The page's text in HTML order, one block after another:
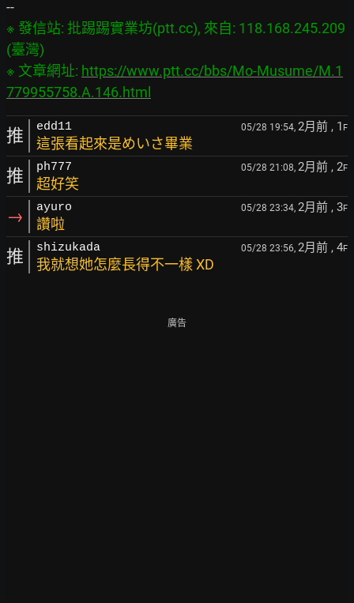
※ 發信站: 批踢踢實業坊(ptt.cc), 來自: 118.168.245.209
(臺灣)
※ 文章網址: https://www.ptt.cc/bbs/Mo-Musume/M.1
779955758.A.146.html
推 edd11 05/28 19:54, 2月前 , 1 F
這張看起來是めいさ畢業
推 ph777 05/28 21:08, 2月前 , 2F
超好笑
→ ayuro 05/28 23:34, 2月前 , 3F
讚啦
推 shizukada 05/28 23:56, 2月前 , 4F
我就想她怎麼長得不一樣 XD
廣告